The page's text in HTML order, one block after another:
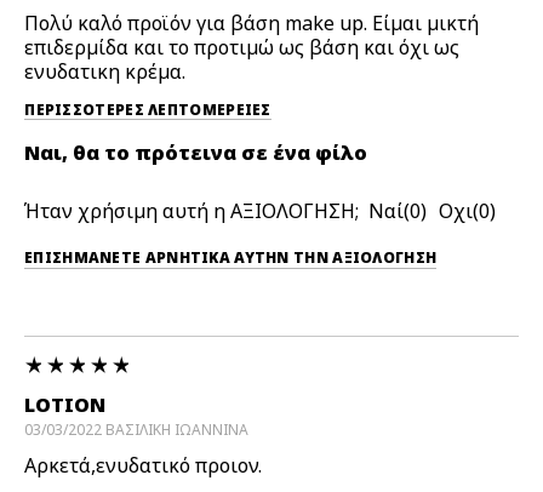
Πολύ καλό προϊόν για βάση make up. Είμαι μικτή
επιδερμίδα και το προτιμώ ως βάση και όχι ως
ενυδατικη κρέμα.
ΠΕΡΙΣΣΌΤΕΡΕΣ ΛΕΠΤΟΜΈΡΕΙΕΣ
Ναι, θα το πρότεινα σε ένα φίλο
Ήταν χρήσιμη αυτή η ΑΞΙΟΛΟΓΗΣΗ; 0 0
ΕΠΙΣΗΜΆΝΕΤΕ ΑΡΝΗΤΙΚΆ ΑΥΤΉΝ ΤΗΝ ΑΞΙΟΛΟΓΗΣΗ
LOTION
03/03/2022 ΒΑΣΙΛΙΚΗ ΙΩΑΝΝΙΝΑ
Αρκετά,ενυδατικό προιον.